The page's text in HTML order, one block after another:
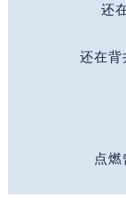
还
还在背
点